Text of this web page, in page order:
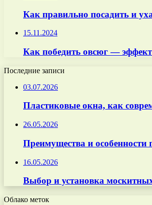
Как правильно посадить и
15.11.2024
Как победить овсюг —
Последние записи
03.07.2026
Пластиковые окна, как
26.05.2026
Преимущества и особенности
16.05.2026
Выбор и установка
Облако меток